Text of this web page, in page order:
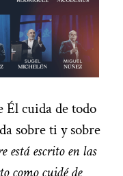
Él cuida de todo
sobre ti y sobre
está escrito en las